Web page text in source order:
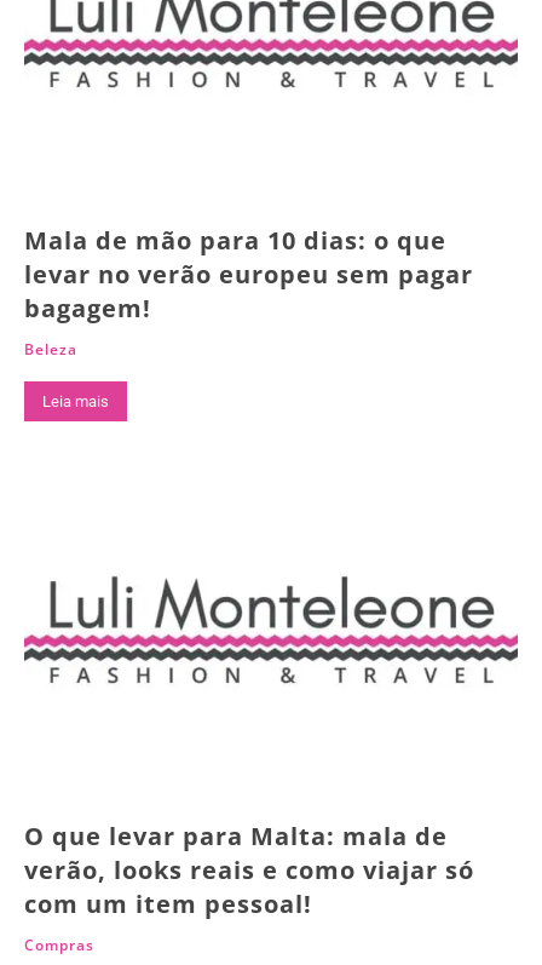
Mala de mão para 10 dias: o que
levar no verão europeu sem pagar
bagagem!
Beleza
Leia mais
O que levar para Malta: mala de
verão, looks reais e como viajar só
com um item pessoal!
Compras